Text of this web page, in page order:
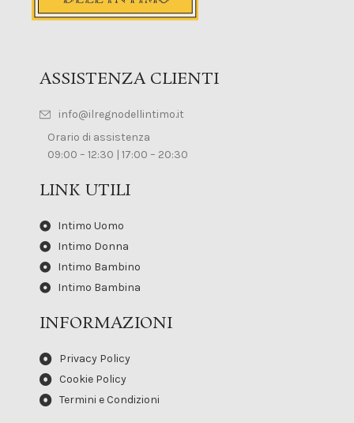
ASSISTENZA CLIENTI
info@ilregnodellintimo.it
Orario di assistenza
09:00 – 12:30 | 17:00 – 20:30
LINK UTILI
Intimo Uomo
Intimo Donna
Intimo Bambino
Intimo Bambina
INFORMAZIONI
Privacy Policy
Cookie Policy
Termini e Condizioni